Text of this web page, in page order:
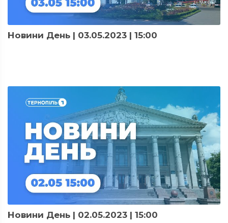
Новини День | 03.05.2023 | 15:00
Новини День | 02.05.2023 | 15:00